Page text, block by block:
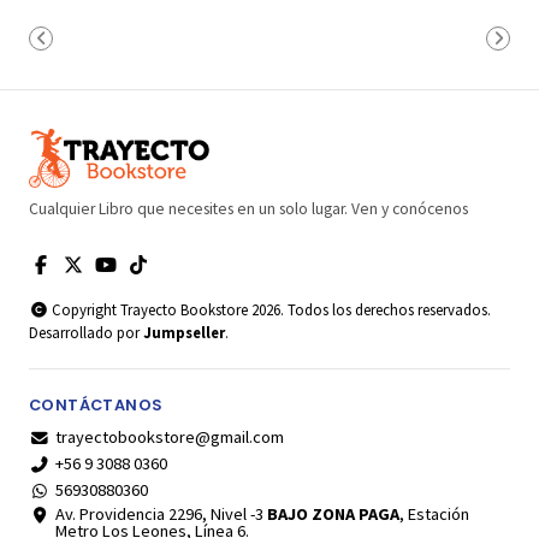
Cualquier Libro que necesites en un solo lugar. Ven y conócenos
Copyright Trayecto Bookstore 2026. Todos los derechos reservados.
Desarrollado porJumpseller.
CONTÁCTANOS
trayectobookstore@gmail.com
+56 9 3088 0360
56930880360
Av. Providencia 2296, Nivel -3 BAJO ZONA PAGA, Estación
Metro Los Leones, Línea 6.